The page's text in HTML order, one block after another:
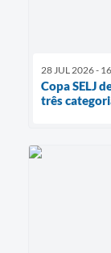
28 JUL 2026 -
Copa SELJ
três